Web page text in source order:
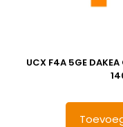
UCX F4A 5GE